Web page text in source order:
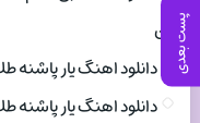
پست بعدی
زن
دانلود اهنگ یار
دانلود اهنگ یار